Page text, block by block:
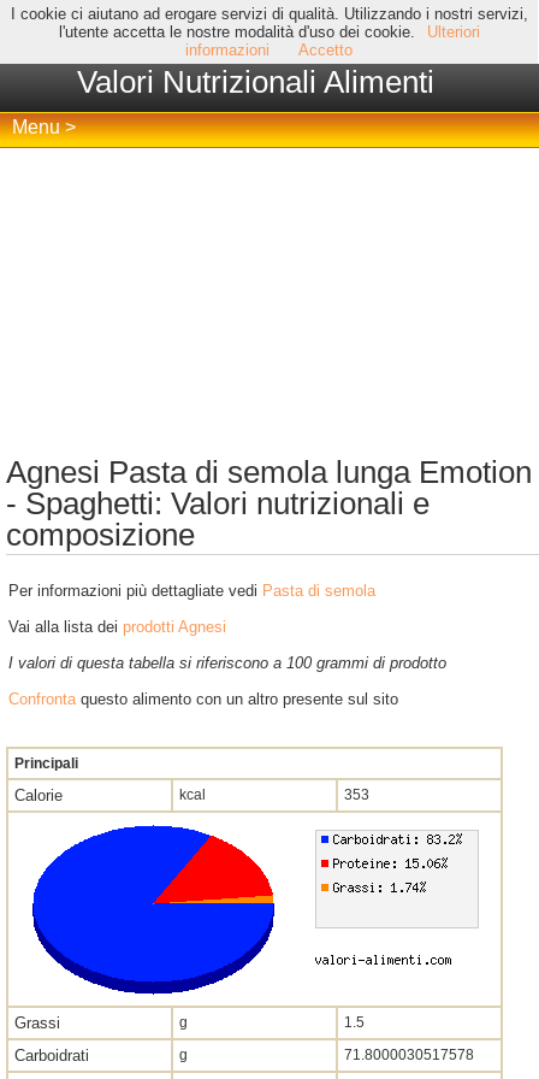
I cookie ci aiutano ad erogare servizi di qualità. Utilizzando i nostri servizi,
l'utente accetta le nostre modalità d'uso dei cookie.
Ulteriori
informazioni
Accetto
Valori Nutrizionali Alimenti
Menu >
Agnesi Pasta di semola lunga Emotion
- Spaghetti: Valori nutrizionali e
composizione
Per informazioni più dettagliate vedi Pasta di semola
Vai alla lista dei prodotti Agnesi
I valori di questa tabella si riferiscono a 100 grammi di prodotto
Confrontaquesto alimento con un altro presente sul sito
Principali
Calorie kcal 353
Grassi g 1.5
Carboidrati g 71.8000030517578